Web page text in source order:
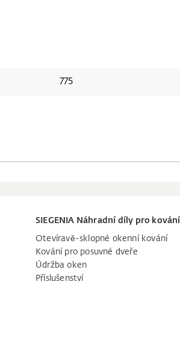
775
SIEGENIA Náhradní díly pro kování
Otevíravě-sklopné okenní kování
Kování pro posuvné dveře
Údržba oken
Příslušenství